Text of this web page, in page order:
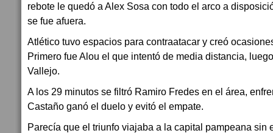
rebote le quedó a Alex Sosa con todo el arco a
se fue afuera.
Atlético tuvo espacios para contraatacar y creó
Primero fue Alou el que intentó de media distancia,
Vallejo.
A los 29 minutos se filtró Ramiro Fredes en el área,
Castaño ganó el duelo y evitó el empate.
Parecía que el triunfo viajaba a la capital pampeana sin